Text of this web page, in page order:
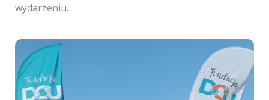
wydarzeniu.